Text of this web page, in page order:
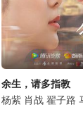
陈龙 靳东 张晨光
傅方俊 徐恺咛 李欣
余生，请多指教
杨紫 肖战 翟子路